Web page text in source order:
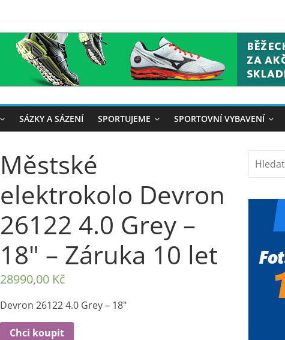
SÁZKY A SÁZENÍ SPORTUJEME SPORTOVNÍ VYBAVENÍ
Městské
elektrokolo Devron
26122 4.0 Grey –
18" – Záruka 10 let
28990,00 Kč
Devron 26122 4.0 Grey – 18"
Chci koupit